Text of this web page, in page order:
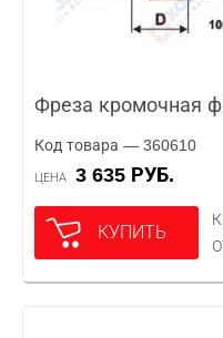
Фреза кромочная
Код товара — 360610
ЦЕНА 3 635 РУБ.
КУПИТЬ